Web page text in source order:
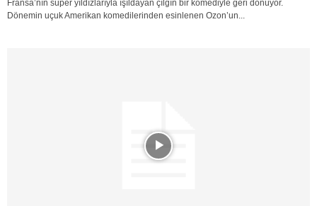
Fransa’nın süper yıldızlarıyla ışıldayan çılgın bir komediyle geri dönüyor.
Dönemin uçuk Amerikan komedilerinden esinlenen Ozon’un...